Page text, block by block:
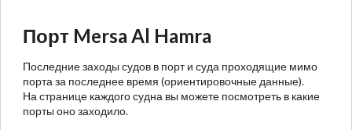
Порт Mersa Al Hamra
Последние заходы судов в порт и суда проходящие мимо
порта за последнее время (ориентировочные данные).
На странице каждого судна вы можете посмотреть в какие
порты оно заходило.